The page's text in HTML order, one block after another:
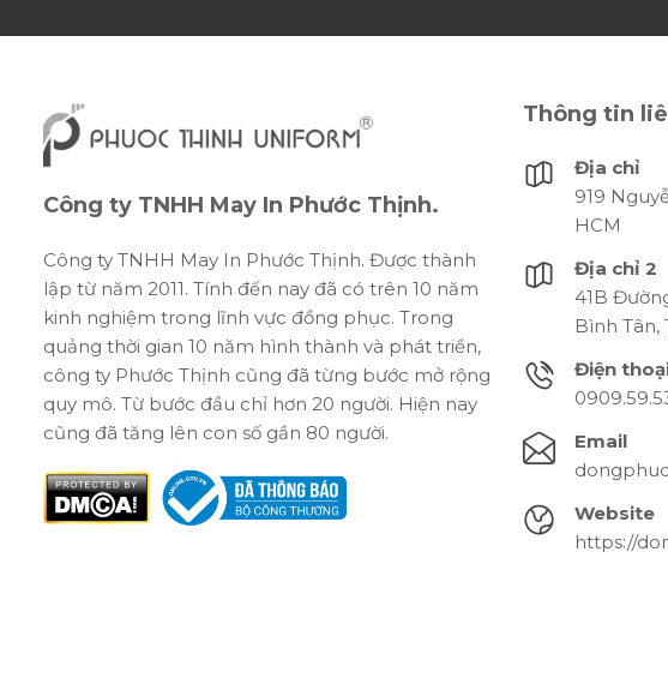
Công ty TNHH May In Phước Thịnh.
Công ty TNHH May In Phước Thịnh. Được thành
lập từ năm 2011. Tính đến nay đã có trên 10 năm
kinh nghiệm trong lĩnh vực đồng phục. Trong
quảng thời gian 10 năm hình thành và phát triển,
công ty Phước Thịnh cũng đã từng bước mở rộng
quy mô. Từ bước đầu chỉ hơn 20 người. Hiện nay
cũng đã tăng lên con số gần 80 người.
Thông tin
Địa chỉ
919
HCM
Địa chỉ 2
41B
Bình Tân,
Điện
Email
Website
https://